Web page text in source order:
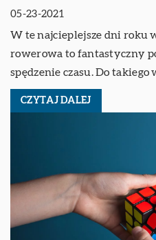
05-23-2021
W te najcieplejsze dni roku
rowerowa to fantastyczny
spędzenie czasu. Do
CZYTAJ DALEJ